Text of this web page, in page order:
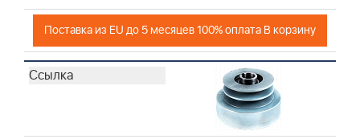
Поставка из EU до 5 месяцев 100% оплата В корзину